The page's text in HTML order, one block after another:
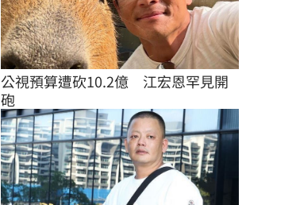
公視預算遭砍10.2億　江宏恩罕見開
砲